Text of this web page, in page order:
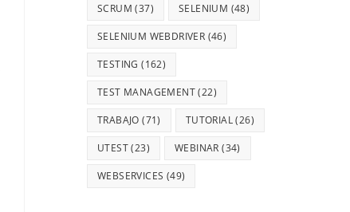
SCRUM (37) SELENIUM (48)
SELENIUM WEBDRIVER (46)
TESTING (162)
TEST MANAGEMENT(22)
TRABAJO (71) TUTORIAL(26)
UTEST(23) WEBINAR (34)
WEBSERVICES (49)